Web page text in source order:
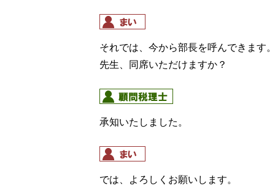
それでは、今から部長を呼んできます。
先生、同席いただけますか？
承知いたしました。
では、よろしくお願いします。